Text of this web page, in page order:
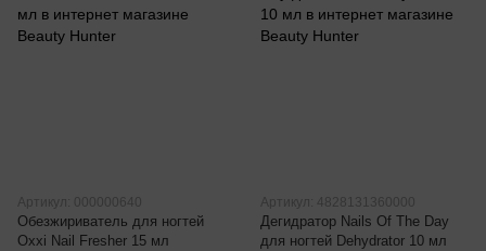
Артикул: 000000640
Обезжириватель для ногтей
Oxxi Nail Fresher 15 мл
Артикул: 4828131360000
Дегидратор Nails Of The Day
для ногтей Dehydrator 10 мл